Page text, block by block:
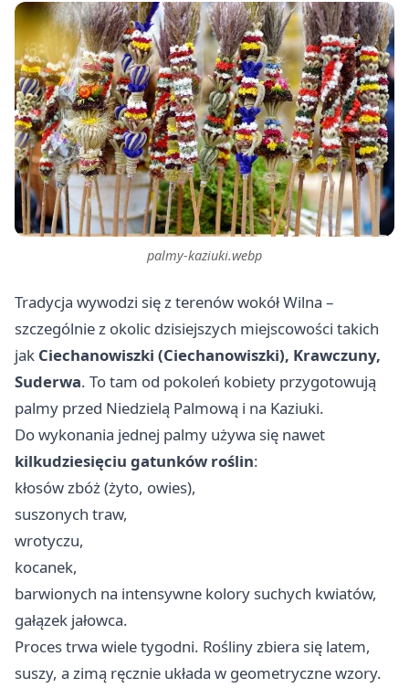
palmy-kaziuki.webp
Tradycja wywodzi się z terenów wokół Wilna –
szczególnie z okolic dzisiejszych miejscowości takich
jak Ciechanowiszki (Ciechanowiszki), Krawczuny,
Suderwa. To tam od pokoleń kobiety przygotowują
palmy przed Niedzielą Palmową i na Kaziuki.
Do wykonania jednej palmy używa się nawet
kilkudziesięciu gatunków roślin:
kłosów zbóż (żyto, owies),
suszonych traw,
wrotyczu,
kocanek,
barwionych na intensywne kolory suchych kwiatów,
gałązek jałowca.
Proces trwa wiele tygodni. Rośliny zbiera się latem,
suszy, a zimą ręcznie układa w geometryczne wzory.